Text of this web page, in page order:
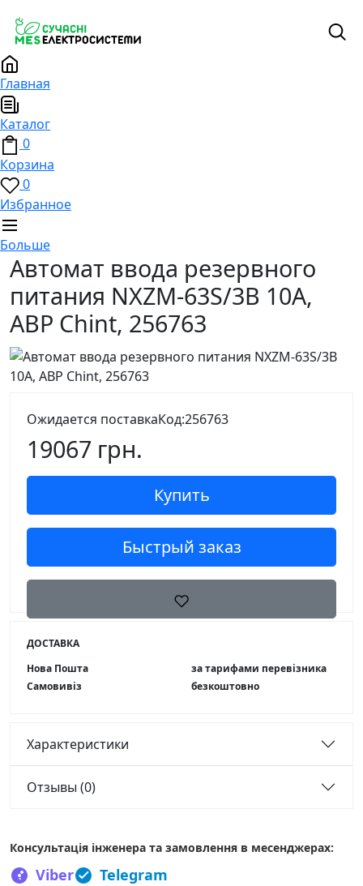
Главная
Каталог
0
Корзина
0
Избранное
Больше
Автомат ввода резервного
питания NXZM-63S/3B 10A,
АВР Chint, 256763
Ожидается поставкаКод:256763
19067 грн.
Купить
Быстрый заказ
ДОСТАВКА
Нова Пошта
за тарифами перевізника
Самовивіз
безкоштовно
Характеристики
Отзывы (0)
Консультація інженера та замовлення в месенджерах:
Viber Telegram